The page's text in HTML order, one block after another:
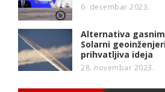
6. decembar 2023.
Alternativa
Solarni
prihvatljiva ideja
28. novembar 2023.